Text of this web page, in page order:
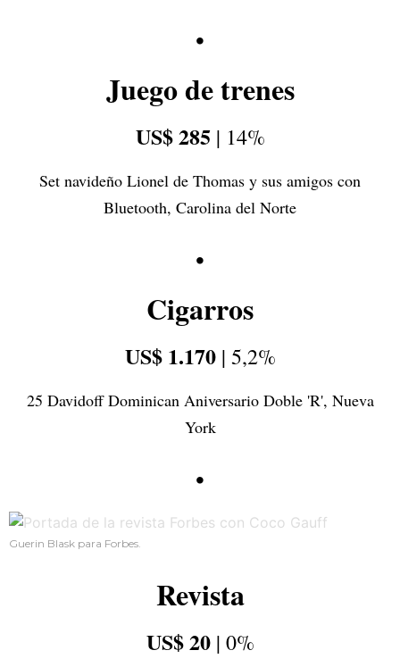
•
Juego de trenes
US$ 285| 14%
Set navideño Lionel de Thomas y sus amigos con
Bluetooth, Carolina del Norte
•
Cigarros
US$ 1.170| 5,2%
25 Davidoff Dominican Aniversario Doble 'R', Nueva
York
•
Guerin Blask para Forbes.
Revista
US$ 20| 0%